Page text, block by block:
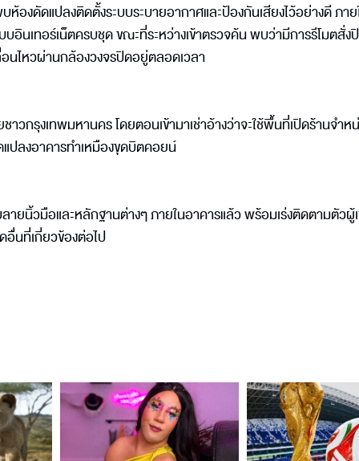
ห้องดัดแปลงติดตั้งระบบระบายอากาศและป้องกันเสียงไว้อย่างดี ภา
อินเทอร์เน็ตครบชุด ขณะที่ระหว่างเข้าตรวจค้น พบว่ามีการรีโมตสั่ง
นไหวผ่านกล้องวงจรปิดอยู่ตลอดเวลา
วกรุงเทพมหานคร โดยตอนเข้ามาเช่าอ้างว่าจะใช้พื้นที่เปิดร้านจำห
ลงอาคารทำเหมืองขุดบิตคอยน์
ายนิ้วมือและหลักฐานต่างๆ ภายในอาคารแล้ว พร้อมเร่งติดตามตัวผู้
นที่เกี่ยวข้องต่อไป